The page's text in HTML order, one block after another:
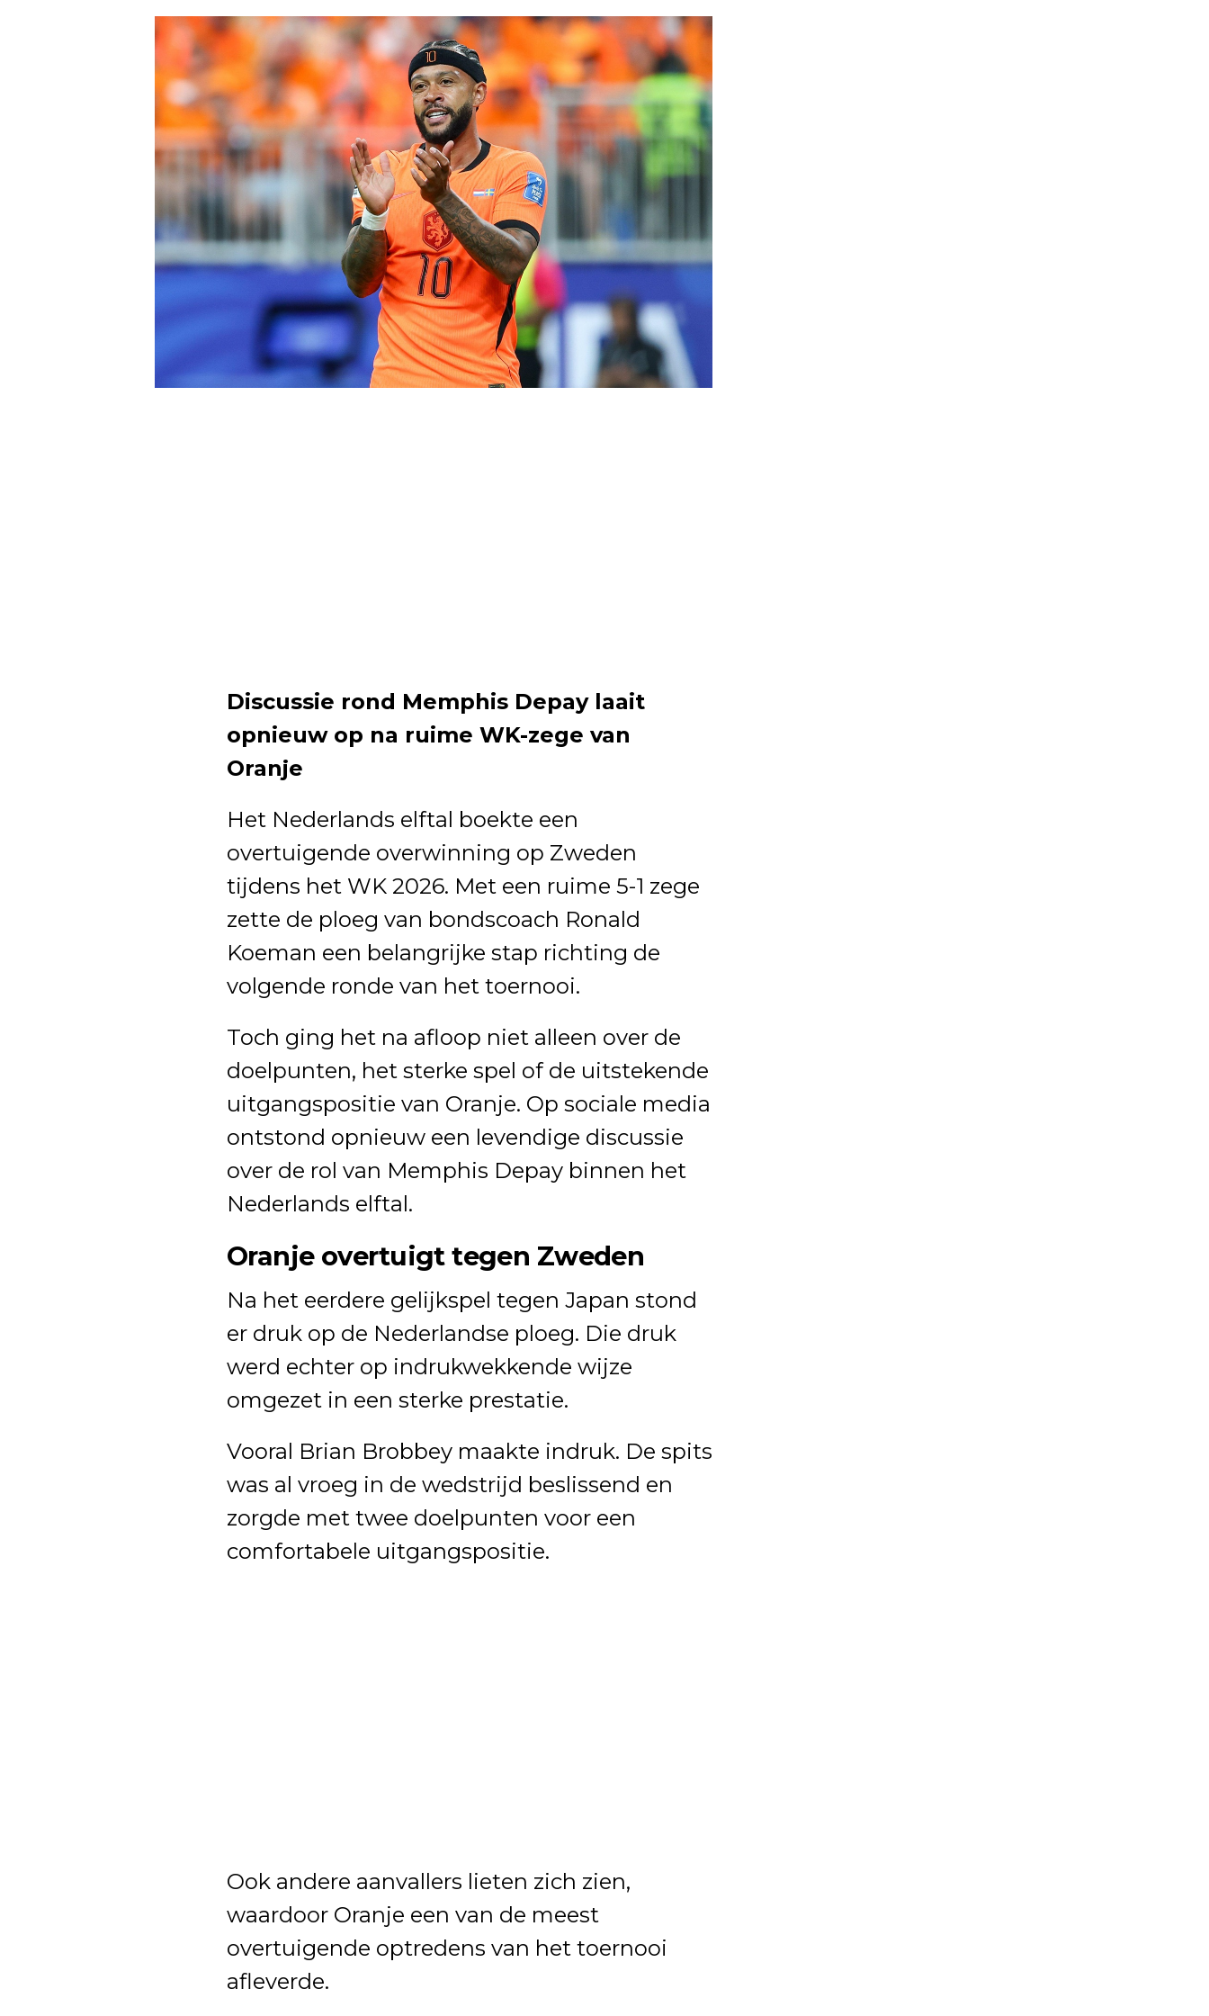
Discussie rond Memphis Depay laait
opnieuw op na ruime WK-zege van
Oranje
Het Nederlands elftal boekte een
overtuigende overwinning op Zweden
tijdens het WK 2026. Met een ruime 5-1 zege
zette de ploeg van bondscoach Ronald
Koeman een belangrijke stap richting de
volgende ronde van het toernooi.
Toch ging het na afloop niet alleen over de
doelpunten, het sterke spel of de uitstekende
uitgangspositie van Oranje. Op sociale media
ontstond opnieuw een levendige discussie
over de rol van Memphis Depay binnen het
Nederlands elftal.
Oranje overtuigt tegen Zweden
Na het eerdere gelijkspel tegen Japan stond
er druk op de Nederlandse ploeg. Die druk
werd echter op indrukwekkende wijze
omgezet in een sterke prestatie.
Vooral Brian Brobbey maakte indruk. De spits
was al vroeg in de wedstrijd beslissend en
zorgde met twee doelpunten voor een
comfortabele uitgangspositie.
Ook andere aanvallers lieten zich zien,
waardoor Oranje een van de meest
overtuigende optredens van het toernooi
afleverde.